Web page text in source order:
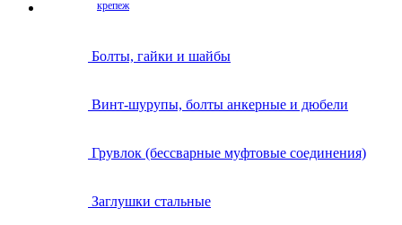
крепеж
Болты, гайки и шайбы
Винт-шурупы, болты анкерные и дюбели
Грувлок (бессварные муфтовые соединения)
Заглушки стальные